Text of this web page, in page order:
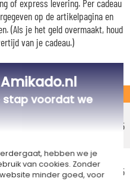
of express levering. Per cadeau
op de artikelpagina en
(Als je het geld overmaakt, houd
van je cadeau.)
€ 5,25
€ 5,95
stap voordat we
hebben we je
van cookies. Zonder
minder goed, voor